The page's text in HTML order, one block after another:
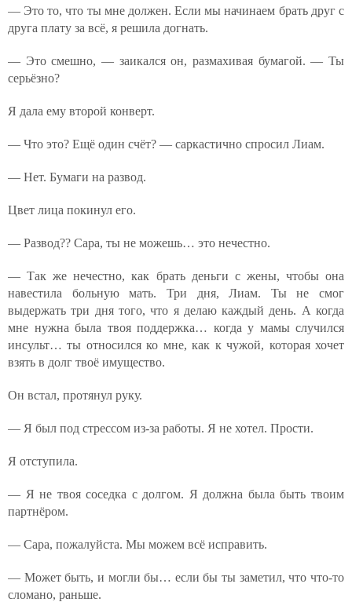
— Это то, что ты мне должен. Если мы начинаем брать друг с
друга плату за всё, я решила догнать.
— Это смешно, — заикался он, размахивая бумагой. — Ты
серьёзно?
Я дала ему второй конверт.
— Что это? Ещё один счёт? — саркастично спросил Лиам.
— Нет. Бумаги на развод.
Цвет лица покинул его.
— Развод?? Сара, ты не можешь… это нечестно.
— Так же нечестно, как брать деньги с жены, чтобы она
навестила больную мать. Три дня, Лиам. Ты не смог
выдержать три дня того, что я делаю каждый день. А когда
мне нужна была твоя поддержка… когда у мамы случился
инсульт… ты относился ко мне, как к чужой, которая хочет
взять в долг твоё имущество.
Он встал, протянул руку.
— Я был под стрессом из-за работы. Я не хотел. Прости.
Я отступила.
— Я не твоя соседка с долгом. Я должна была быть твоим
партнёром.
— Сара, пожалуйста. Мы можем всё исправить.
— Может быть, и могли бы… если бы ты заметил, что что-то
сломано, раньше.